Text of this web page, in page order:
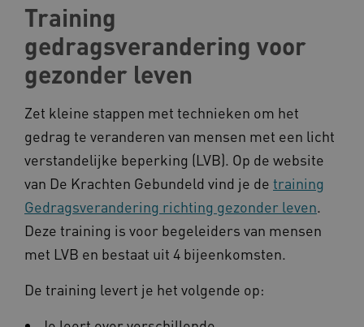
Training
gedragsverandering voor
gezonder leven
Zet kleine stappen met technieken om het
gedrag te veranderen van mensen met een licht
verstandelijke beperking (LVB). Op de website
van De Krachten Gebundeld vind je de training
Gedragsverandering richting gezonder leven
Deze training is voor begeleiders van mensen
met LVB en bestaat uit 4 bijeenkomsten.
De training levert je het volgende op: